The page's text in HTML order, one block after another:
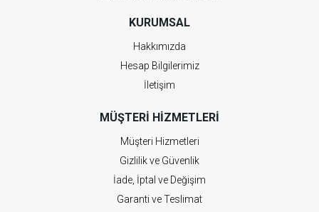
KURUMSAL
Hakkımızda
Hesap Bilgilerimiz
İletişim
MÜŞTERI HIZMETLERI
Müşteri Hizmetleri
Gizlilik ve Güvenlik
İade, İptal ve Değişim
Garanti ve Teslimat